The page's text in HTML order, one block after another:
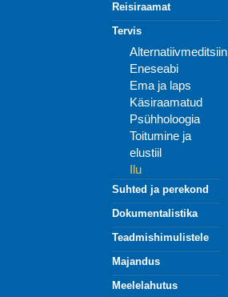
Reisiraamat
Tervis
Alternatiivmeditsiin
Eneseabi
Ema ja laps
Käsiraamatud
Psühholoogia
Toitumine ja
elustiil
Ilu
Suhted ja perekond
Dokumentalistika
Teadmishimulistele
Majandus
Meelelahutus